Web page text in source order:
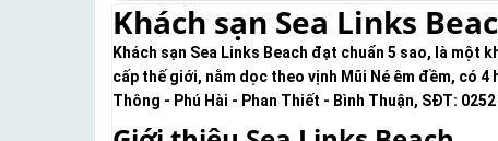
Khách sạn Sea Links
Khách sạn Sea Links Beach đạt chuẩn 5 sao, là
cấp thế giới, nằm dọc theo vịnh Mũi Né êm đềm, có
Thông - Phú Hài - Phan Thiết - Bình Thuận, SĐT: